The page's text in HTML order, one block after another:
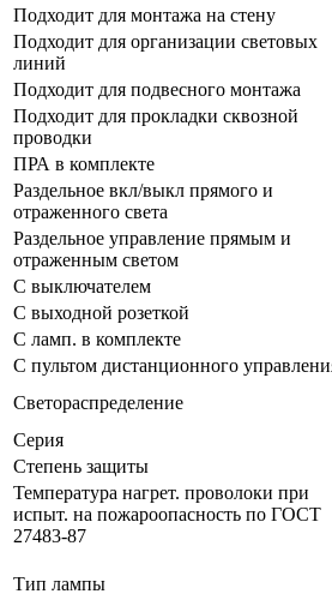
Подходит для монтажа на стену
Подходит для организации световых
линий
Подходит для подвесного монтажа
Подходит для прокладки сквозной
проводки
ПРА в комплекте
Раздельное вкл/выкл прямого и
отраженного света
Раздельное управление прямым и
отраженным светом
С выключателем
С выходной розеткой
С ламп. в комплекте
С пультом дистанционного
Светораспределение
Серия
Степень защиты
Температура нагрет. проволоки при
испыт. на пожароопасность по ГОСТ
27483-87
Тип лампы